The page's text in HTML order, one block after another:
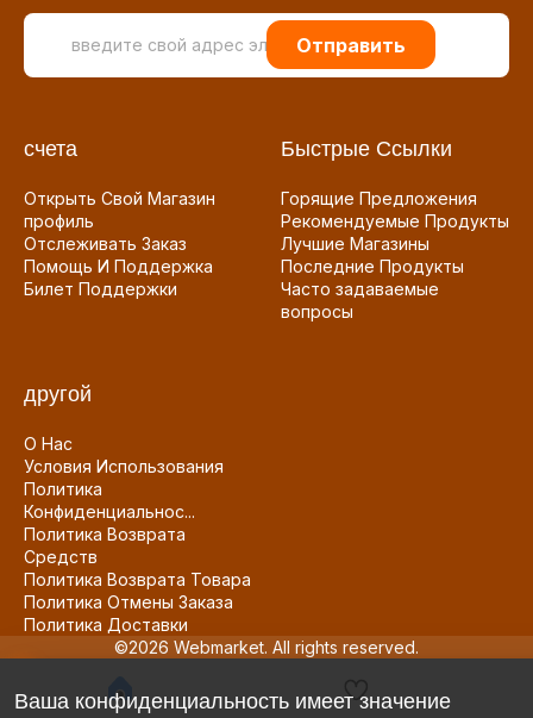
Отправить
счета
Открыть Свой Магазин
профиль
Отслеживать Заказ
Помощь И Поддержка
Билет Поддержки
Быстрые Ссылки
Горящие Предложения
Рекомендуемые Продукты
Лучшие Магазины
Последние Продукты
Часто задаваемые
вопросы
другой
О Нас
Условия Использования
Политика
Конфиденциальнос...
Политика Возврата
Средств
Политика Возврата Товара
Политика Отмены Заказа
Политика Доставки
©2026 Webmarket. All rights reserved.
Ваша конфиденциальность имеет значение